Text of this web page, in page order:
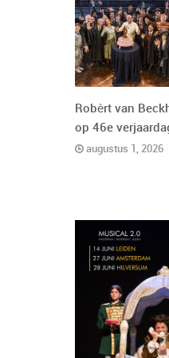
Robèrt van
op 46e
augustus 1, 2026